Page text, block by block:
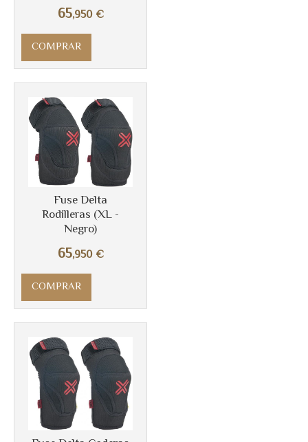
65,950 €
COMPRAR
Fuse Delta
Rodilleras (XL -
Negro)
65,950 €
COMPRAR